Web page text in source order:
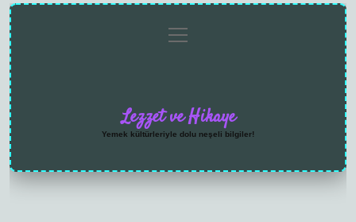
menüyü
aç
Lezzet ve Hikaye
Yemek kültürleriyle dolu neşeli bilgiler!